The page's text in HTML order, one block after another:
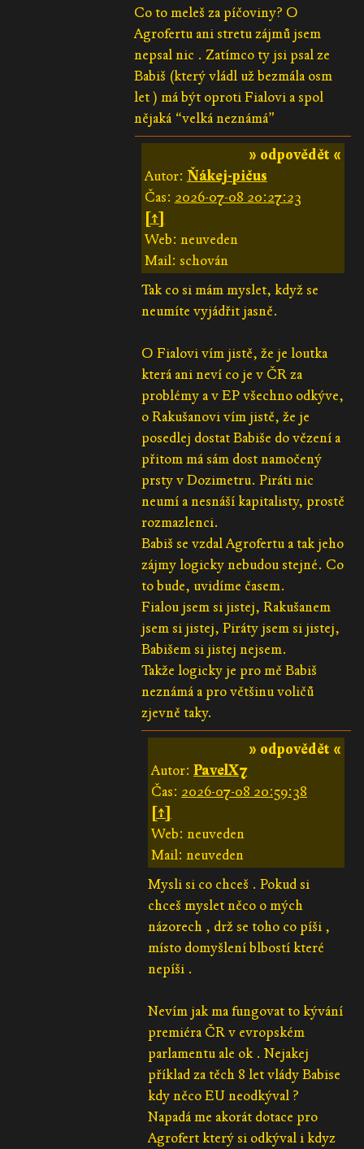
Co to meleš za píčoviny? O
Agrofertu ani stretu zájmů jsem
nepsal nic . Zatímco ty jsi psal ze
Babiš (který vládl už bezmála osm
let ) má být oproti Fialovi a spol
nějaká “velká neznámá”
» odpovědět «
Autor: Ňákej-pičus
Čas: 2026-07-08 20:27:23
[↑]
Web: neuveden
Mail: schován
Tak co si mám myslet, když se
neumíte vyjádřit jasně.
O Fialovi vím jistě, že je loutka
která ani neví co je v ČR za
problémy a v EP všechno odkýve,
o Rakušanovi vím jistě, že je
posedlej dostat Babiše do vězení a
přitom má sám dost namočený
prsty v Dozimetru. Piráti nic
neumí a nesnáší kapitalisty, prostě
rozmazlenci.
Babiš se vzdal Agrofertu a tak jeho
zájmy logicky nebudou stejné. Co
to bude, uvidíme časem.
Fialou jsem si jistej, Rakušanem
jsem si jistej, Piráty jsem si jistej,
Babišem si jistej nejsem.
Takže logicky je pro mě Babiš
neznámá a pro většinu voličů
zjevně taky.
» odpovědět «
Autor:PavelX7
Čas: 2026-07-08 20:59:38
[↑]
Web: neuveden
Mail: neuveden
Mysli si co chceš . Pokud si
chceš myslet něco o mých
názorech , drž se toho co píši ,
místo domyšlení blbostí které
nepíši .
Nevím jak ma fungovat to kývání
premiéra ČR v evropském
parlamentu ale ok . Nejakej
příklad za těch 8 let vlády Babise
kdy něco EU neodkýval ?
Napadá me akorát dotace pro
Agrofert který si odkýval i kdyz